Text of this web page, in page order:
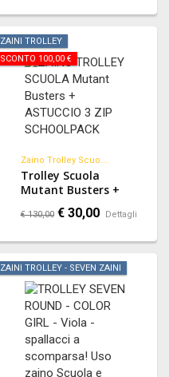
Zaino Estensibile
Big - Rollerskate
Girl
ZAINI TROLLEY
SCONTO 100,00 €
Zaino Trolley Scuo...
Trolley Scuola
Mutant Busters +
Astuccio 3 Zip -
Schoolpack
€ 130,00 € 30,00 Dettagli
ZAINI TROLLEY - SEVEN ZAINI